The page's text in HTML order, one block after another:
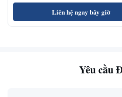
Liên hệ ngay bây giờ
Yêu cầu